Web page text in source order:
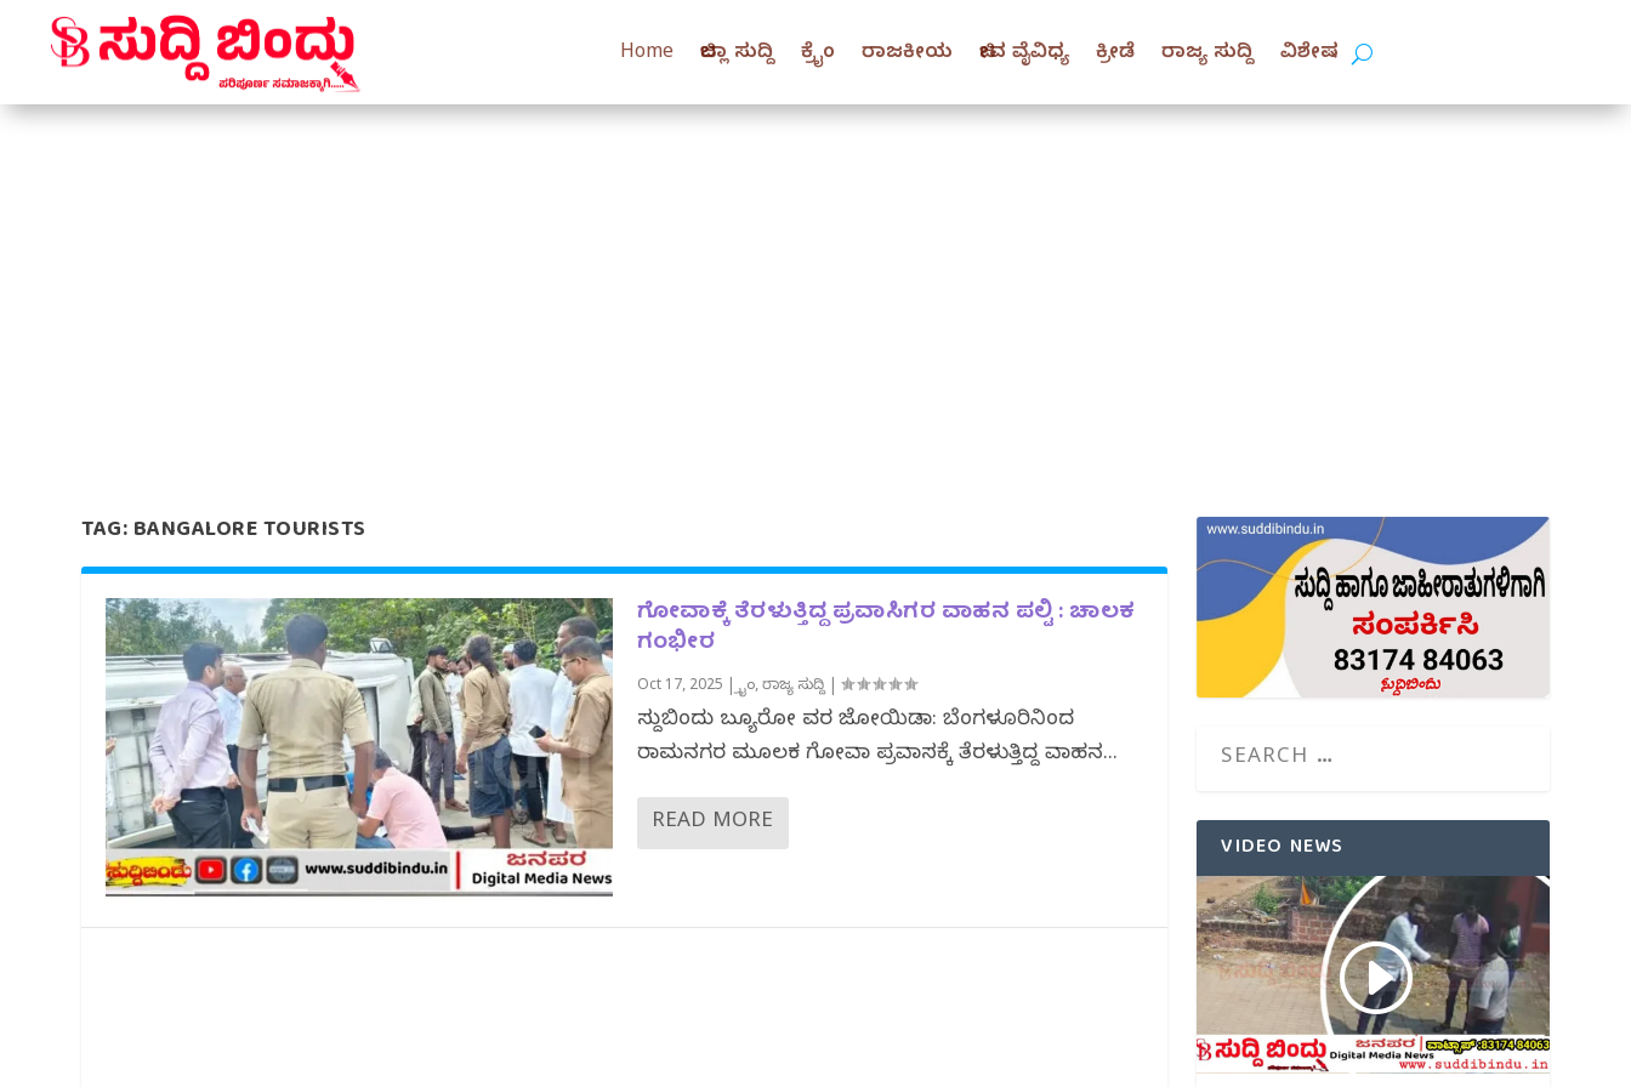
Home ಜಿಲ್ಲಾ ಸುದ್ದಿ ಕ್ರೈಂ ರಾಜಕೀಯ ಜೀವ ವೈವಿಧ್ಯ ಕ್ರೀಡೆ ರಾಜ್ಯ ಸುದ್ದಿ ವಿಶೇಷ
TAG:BANGALORE TOURISTS
ಗೋವಾಕ್ಕೆ ತೆರಳುತ್ತಿದ್ದ ಪ್ರವಾಸಿಗರ ವಾಹನ ಪಲ್ಟಿ : ಚಾಲಕ
ಗಂಭೀರ
Oct 17, 2025 |ಕ್ರೈಂ,ರಾಜ್ಯ ಸುದ್ದಿ|
ಸುದ್ದಿಬಿಂದು ಬ್ಯೂರೋ ವರದಿ ಜೋಯಿಡಾ: ಬೆಂಗಳೂರಿನಿಂದ
ರಾಮನಗರ ಮೂಲಕ ಗೋವಾ ಪ್ರವಾಸಕ್ಕೆ ತೆರಳುತ್ತಿದ್ದ‌ ವಾಹನ...
READ MORE
VIDEO NEWS